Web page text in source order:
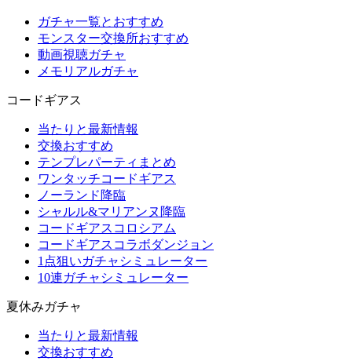
ガチャ一覧とおすすめ
モンスター交換所おすすめ
動画視聴ガチャ
メモリアルガチャ
コードギアス
当たりと最新情報
交換おすすめ
テンプレパーティまとめ
ワンタッチコードギアス
ノーランド降臨
シャルル&マリアンヌ降臨
コードギアスコロシアム
コードギアスコラボダンジョン
1点狙いガチャシミュレーター
10連ガチャシミュレーター
夏休みガチャ
当たりと最新情報
交換おすすめ